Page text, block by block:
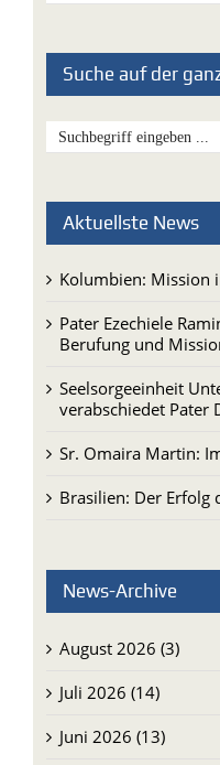
Suche auf der
Aktuellste News
Kolumbien: Mission
Pater Ezechiele
Berufung und
Seelsorgeeinheit
verabschiedet Pater
Sr. Omaira Martin:
Brasilien: Der Erfolg
News-Archive
August 2026 (3)
Juli 2026 (14)
Juni 2026 (13)